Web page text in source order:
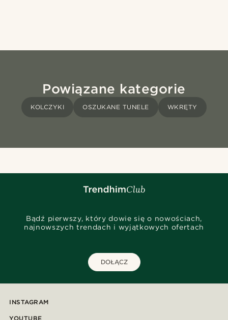
Powiązane kategorie
KOLCZYKI OSZUKANE TUNELE WKRĘTY
Bądź pierwszy, który dowie się o nowościach,
najnowszych trendach i wyjątkowych ofertach
DOŁĄCZ
INSTAGRAM
YOUTUBE